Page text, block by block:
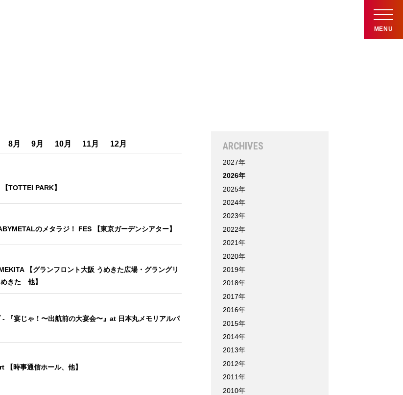
MENU
8月 9月 10月 11月 12月
TOTTEI PARK】
のメタラジ！ FES 【東京ガーデンシアター】
【グランフロント大阪 うめきた広場・グラングリ
きた 他】
『宴じゃ！〜出航前の大宴会〜』at 日本丸メモリアルパ
時事通信ホール、他】
ARCHIVES
2027年
2026年
2025年
2024年
2023年
2022年
2021年
2020年
2019年
2018年
2017年
2016年
2015年
2014年
2013年
2012年
2011年
2010年